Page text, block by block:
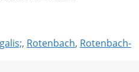
, Rotenbach, Rotenbach-